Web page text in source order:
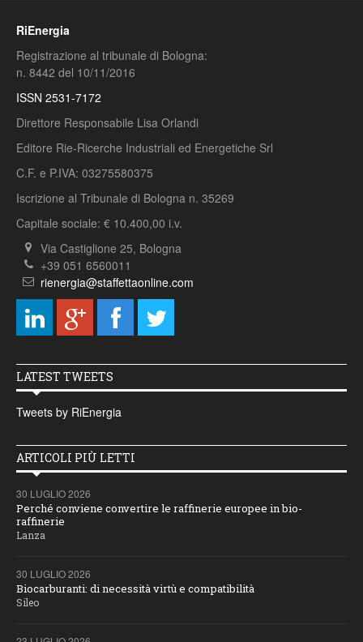
RiEnergia
Registrazione al tribunale di Bologna:
n. 8442 del 10/11/2016
ISSN 2531-7172
Direttore Responsabile Lisa Orlandi
Editore Rie-Ricerche Industriali ed Energetiche Srl
C.F. e P.IVA: 03275580375
Iscrizione al Tribunale di Bologna n. 35269
Capitale sociale: € 10.400,00 i.v.
Via Castiglione 25, Bologna
+39 051 6560011
rienergia@staffettaonline.com
LATEST TWEETS
Tweets by RiEnergia
ARTICOLI PIÙ LETTI
30 LUGLIO 2026
Perché conviene convertire le raffinerie europee in bio-
raffinerie
Lanza
30 LUGLIO 2026
Biocarburanti: di necessità virtù e compatibilità
Sileo